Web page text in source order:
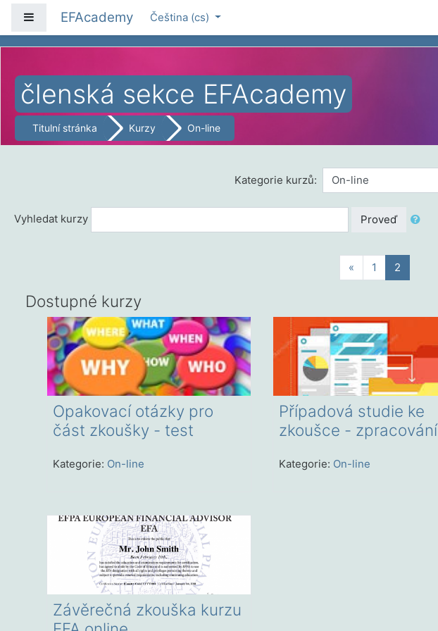
Boční panel
EFAcademy Čeština ‎(cs)‎
členská sekce EFAcademy
Titulní stránka Kurzy On-line
Kategorie kurzů:
Vyhledat kurzy Proveď
« Předchozí
1 2
Dostupné kurzy
Opakovací otázky pro
část zkoušky - test
Kategorie: On-line
Případová studie ke
zkoušce - zpracování
Kategorie: On-line
Závěrečná zkouška kurzu